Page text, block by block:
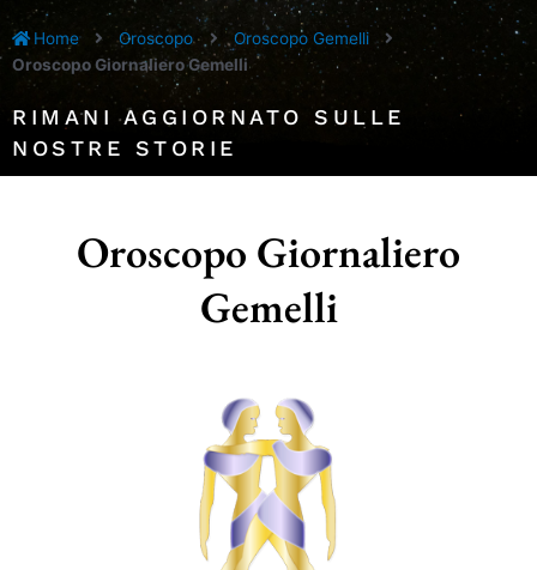
Home Oroscopo
Oroscopo Gemelli
Oroscopo Giornaliero Gemelli
RIMANI AGGIORNATO SULLE
NOSTRE STORIE
Oroscopo Giornaliero
Gemelli